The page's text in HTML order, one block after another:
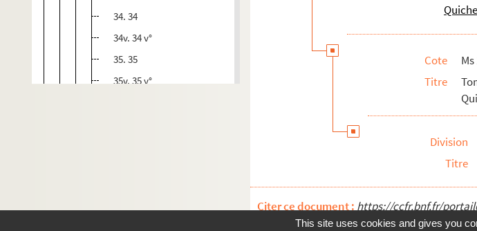
34. 34
34v. 34 v°
35. 35
35v. 35 v°
38v. 38 v°
Cote
Titre
Division
Titre
Citer ce document : https://ccfr.bnf.fr/
This site uses cookies and gives you